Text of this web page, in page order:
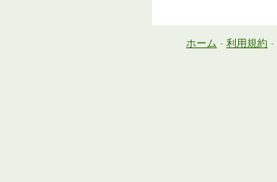
ホーム - 利用規約 -